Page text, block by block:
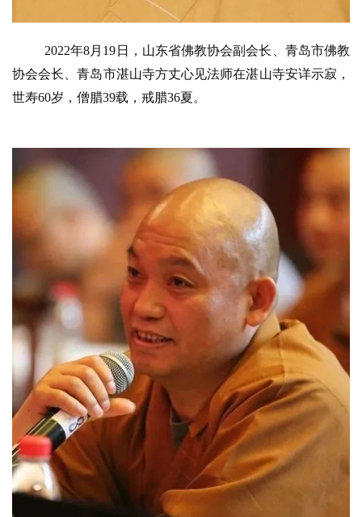
2022年8月19日，山东省佛教协会副会长、青岛市佛教
协会会长、青岛市湛山寺方丈心见法师在湛山寺安详示寂，
世寿60岁，僧腊39载，戒腊36夏。